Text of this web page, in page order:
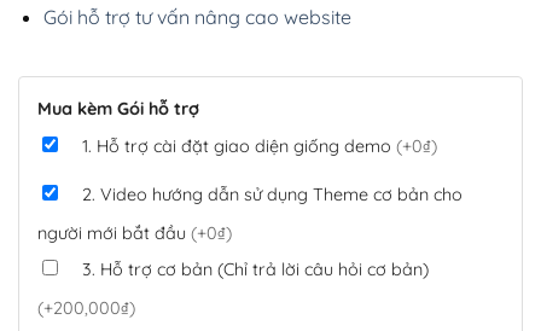
Gói hỗ trợ tư vấn nâng cao website
Mua kèm Gói hỗ trợ
1. Hỗ trợ cài đặt giao diện giống demo (+0₫)
2. Video hướng dẫn sử dụng Theme cơ bản cho
người mới bắt đầu (+0₫)
3. Hỗ trợ cơ bản (Chỉ trả lời câu hỏi cơ bản)
(+200,000₫)